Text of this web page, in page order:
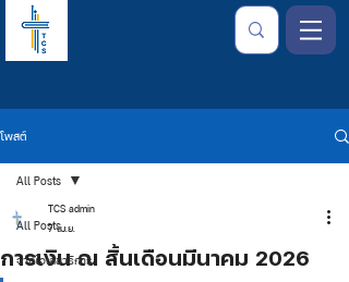
โพสต์
All Posts
จากใจเลขาธิการ
All Posts
การเงิน ณ สิ้นเดือนมีนาคม 2026
TCS admin
7 เม.ย.